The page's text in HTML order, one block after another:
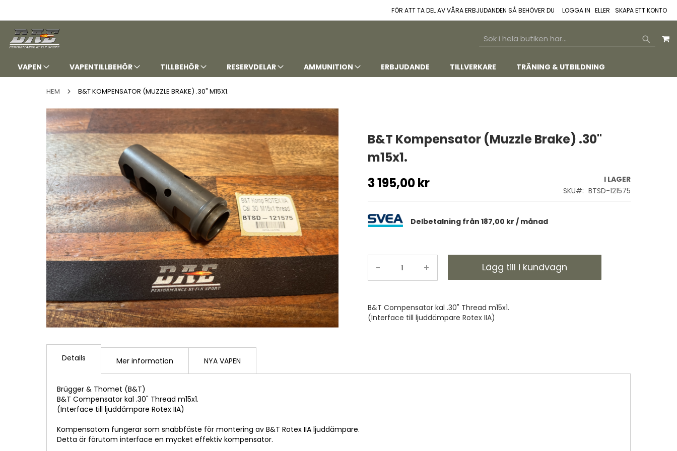
TILL
INNEHÅLLET
FÖR ATT TA DEL AV VÅRA ERBJUDANDEN SÅ BEHÖVER DU LOGGA IN SKAPA ETT KONTO
SEARCH
VAPEN VAPENTILLBEHÖR TILLBEHÖR RESERVDELAR AMMUNITION ERBJUDANDE TILLVERKARE TRÄNING & UTBILDNING
HEM B&T KOMPENSATOR (MUZZLE BRAKE) .30" M15X1.
till
slutet
av
bildgalleriet
början
B&T Kompensator (Muzzle Brake) .30"
m15x1.
3 195,00 kr
I LAGER
SKU
BTSD-121575
Delbetalning från 187,00 kr / månad
- + Lägg till i kundvagn
B&T Compensator kal .30" Thread m15x1.
(Interface till ljuddämpare Rotex IIA)
Details
Brügger & Thomet (B&T)
B&T Compensator kal .30" Thread m15x1.
(Interface till ljuddämpare Rotex IIA)
Kompensatorn fungerar som snabbfäste för montering av B&T Rotex IIA ljuddämpare.
Detta är förutom interface en mycket effektiv kompensator.
Mer information NYA VAPEN